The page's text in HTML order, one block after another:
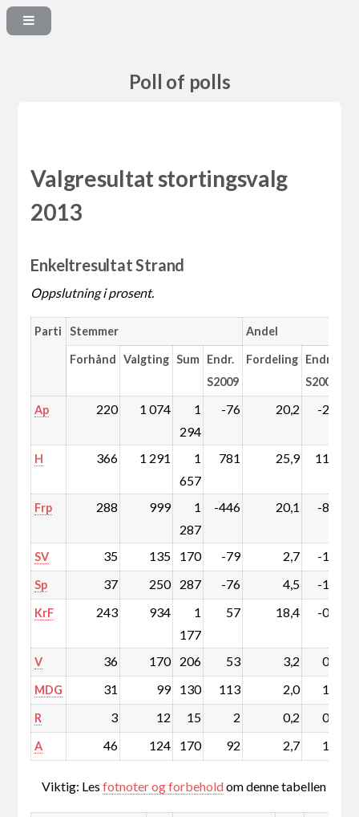
Poll of polls
Valgresultat stortingsvalg
2013
Enkeltresultat Strand
Oppslutning i prosent.
Parti Stemmer Andel
Forhånd Valgting Sum Endr.
S2009
Fordeling Endr.
S2009
Ap 220 1 074
1
294
-76 20,2 -2,7
H 366 1 291
1
657
781 25,9 11,3
Frp 288 999
1
287
-446 20,1 -8,9
SV 35 135 170 -79 2,7 -1,5
Sp 37 250 287 -76 4,5 -1,6
KrF 243 934
1
177
57 18,4 -0,3
V 36 170 206 53 3,2 0,7
MDG 31 99 130 113 2,0 1,7
R 3 12 15 2 0,2 0,0
A 46 124 170 92 2,7 1,4
Viktig: Lesfotnoter og forbeholdom denne tabellen